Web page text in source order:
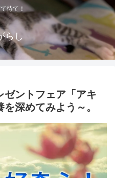
待て！
らし
ゼントフェア「アキ
深めてみよう～。